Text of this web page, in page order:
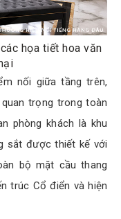
họa tiết hoa văn
nối giữa tầng trên,
trọng trong toàn
phòng khách là khu
sắt được thiết kế với
bộ mặt cầu thang
trúc Cổ điển và hiện